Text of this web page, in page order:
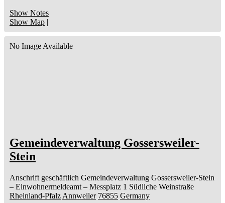
Show Notes
Show Map |
No Image Available
Gemeindeverwaltung Gossersweiler-
Stein
Anschrift geschäftlich Gemeindeverwaltung Gossersweiler-Stein
– Einwohnermeldeamt – Messplatz 1 Südliche Weinstraße
Rheinland-Pfalz Annweiler 76855 Germany